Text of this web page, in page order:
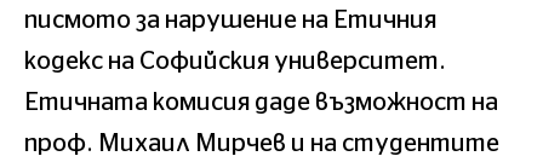
писмото за нарушение на Етичния
кодекс на Софийския университет.
Етичната комисия даде възможност на
проф. Михаил Мирчев и на студентите